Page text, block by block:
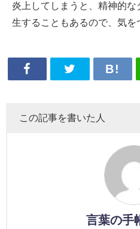
炎上してしまうと、精神的
生することもあるので、気を
この記事を書いた人
言葉の手